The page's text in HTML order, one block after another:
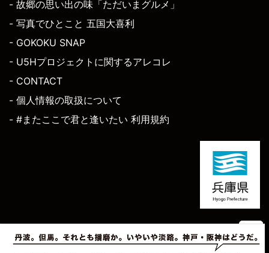
- 故郷の思い出の味「ただいまグルメ」
- 写真でひとこと 五国大喜利
- GOKOKU SNAP
- U5Hプロジェクトに関するアレコレ
- CONTACT
- 個人情報の取扱について
- #またここで君と逢いたい 利用規約